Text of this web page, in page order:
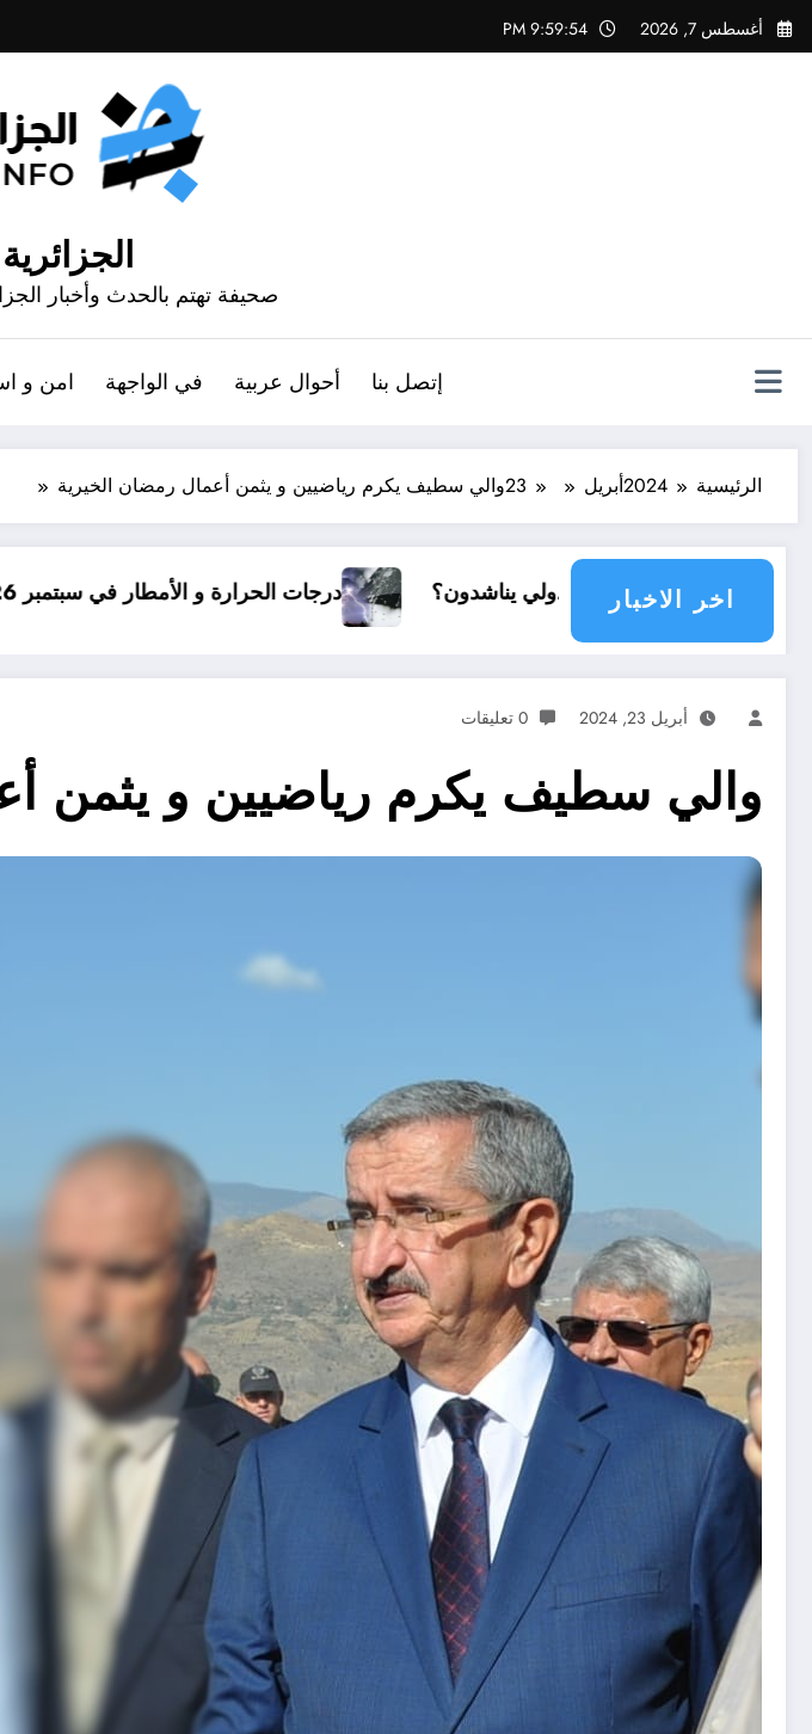
التجاوز
إلى
أغسطس 7, 2026 9:59:55 PM
صحيفة تهتم بالحدث وأخبار
إتصل بنا أحوال عربية في الواجهة امن و
الرئيسية 2024أبريل 23والي سطيف يكرم رياضيين و يثمن أعمال رمضان الخيرية
اخر الاخبار
يناشدون؟ درجات الحرارة و الأمطار في سبتمبر 2026 في الجزائر توقعات درجات
أبريل 23, 2024 0 تعليقات
والي سطيف يكرم رياضيين و يثمن